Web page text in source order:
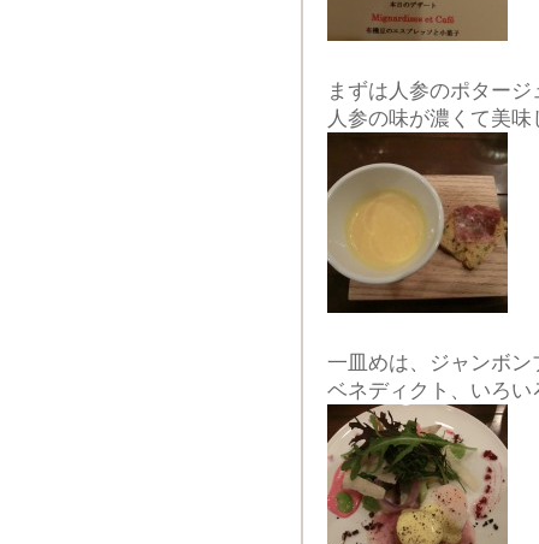
まずは人参のポター
人参の味が濃くて美味
一皿めは、ジャンボ
ベネディクト、いろい